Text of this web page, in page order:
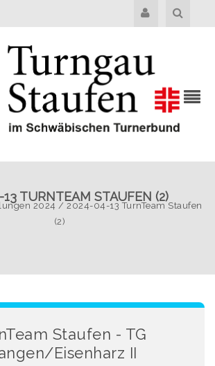
TURNTEAM STAUFEN (2)
2024 /2024-04-13 TurnTeam Staufen
(2)
Staufen - TG
Eisenharz II